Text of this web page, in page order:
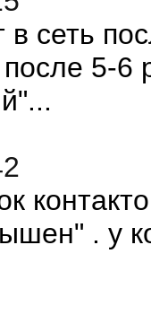
сеть
после 5-
. у